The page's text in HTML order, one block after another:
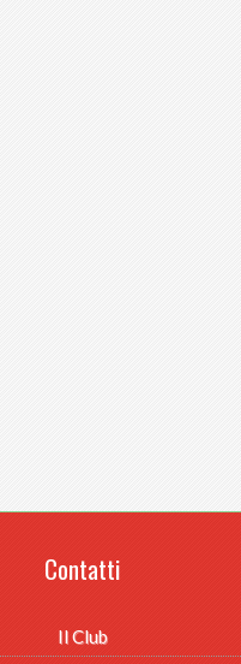
Contatti
Il Club